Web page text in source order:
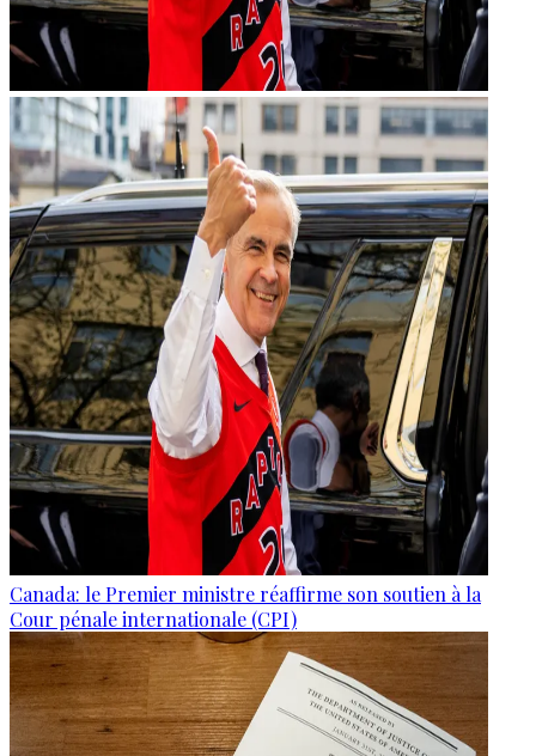
Canada: le Premier ministre réaffirme son soutien à la
Cour pénale internationale (CPI)